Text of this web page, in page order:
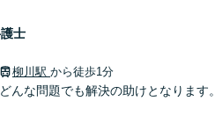
士
柳川駅 から徒歩1分
んな問題でも解決の助けとなります。